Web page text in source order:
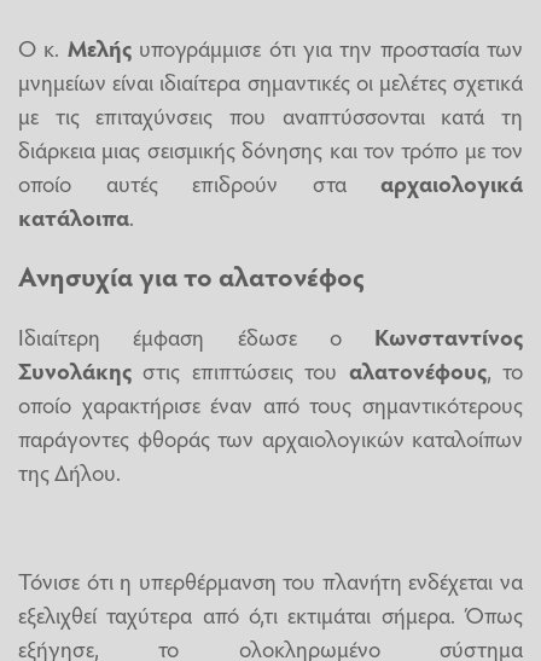
Ο κ. Μελήςυπογράμμισε ότι για την προστασία των
μνημείων είναι ιδιαίτερα σημαντικές οι μελέτες σχετικά
με τις επιταχύνσεις που αναπτύσσονται κατά τη
διάρκεια μιας σεισμικής δόνησης και τον τρόπο με τον
οποίο αυτές επιδρούν στααρχαιολογικά
κατάλοιπα.
Ανησυχία για το αλατονέφος
Ιδιαίτερη έμφαση έδωσε ο Κωνσταντίνος
Συνολάκης στις επιπτώσεις του αλατονέφους, το
οποίο χαρακτήρισε έναν από τους σημαντικότερους
παράγοντες φθοράς των αρχαιολογικών καταλοίπων
της Δήλου.
Τόνισε ότι η υπερθέρμανση του πλανήτη ενδέχεται να
εξελιχθεί ταχύτερα από ό,τι εκτιμάται σήμερα. Όπως
εξήγησε, το ολοκληρωμένο σύστημα